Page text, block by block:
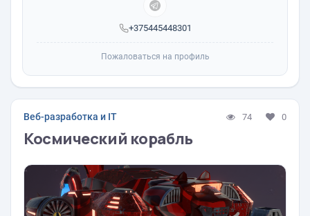
+375445448301
Пожаловаться на профиль
Веб-разработка и IT 74 0
Космический корабль